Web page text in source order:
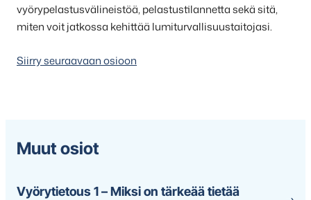
vyörypelastusvälineistöä, pelastustilannetta sekä sitä,
miten voit jatkossa kehittää lumiturvallisuustaitojasi.
Siirry seuraavaan osioon
Muut osiot
Vyörytietous 1 – Miksi on tärkeää tietää